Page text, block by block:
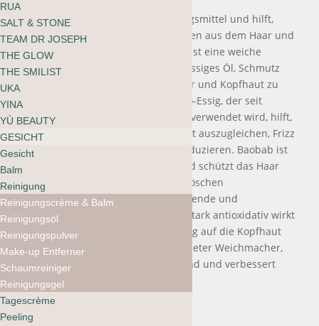
Aktivkohle ist ein sanftes Entgiftungsmittel und hilft,
Schmutz, Giftstoffe und Unreinheiten aus dem Haar und
der Kopfhaut zu entfernen. Kaolin ist eine weiche
weisse Tonerde, die hilft, überschüssiges Öl, Schmutz
und Produktablagerungen aus Haar und Kopfhaut zu
entfernen. Zertifizierter weisser Bio-Essig, der seit
langem als Klärmittel für das Haar verwendet wird, hilft,
den Glanz zu erhöhen, den pH-Wert auszugleichen, Frizz
und die Porosität des Haares zu reduzieren. Baobab ist
intensiv feuchtigkeitsspendend und schützt das Haar
vor UV-Strahlen, während Weidenröschen
hervorragende entzündungshemmende und
antibakterielle Eigenschaften hat, stark antioxidativ wirkt
und eine sehr beruhigende Wirkung auf die Kopfhaut
hat. Sheabutter ist ein ausgezeichneter Weichmacher,
reizlindernd, entzündungshemmend und verbessert
den UVB-Schutz
Ideal für
RUA
SALT & STONE
TEAM DR JOSEPH
THE GLOW
THE SMILIST
UKA
YINA
YÙ BEAUTY
GESICHT
Gesicht
Balm
Reinigung
Reinigungscrème & Balm
Reinigungsöl
Reinigungspulver
Make-up Entferner
Schaumreiniger
Reinigungsgel
Tagescrème
Peeling